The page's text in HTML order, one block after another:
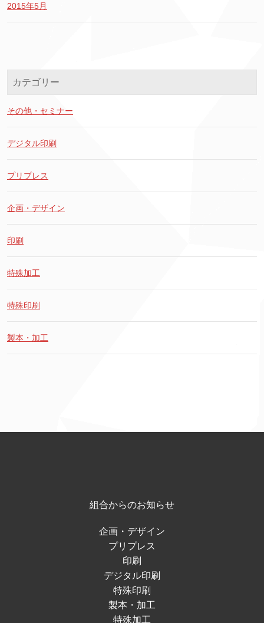
2015年5月
カテゴリー
その他・セミナー
デジタル印刷
プリプレス
企画・デザイン
印刷
特殊加工
特殊印刷
製本・加工
組合からのお知らせ
企画・デザイン
プリプレス
印刷
デジタル印刷
特殊印刷
製本・加工
特殊加工